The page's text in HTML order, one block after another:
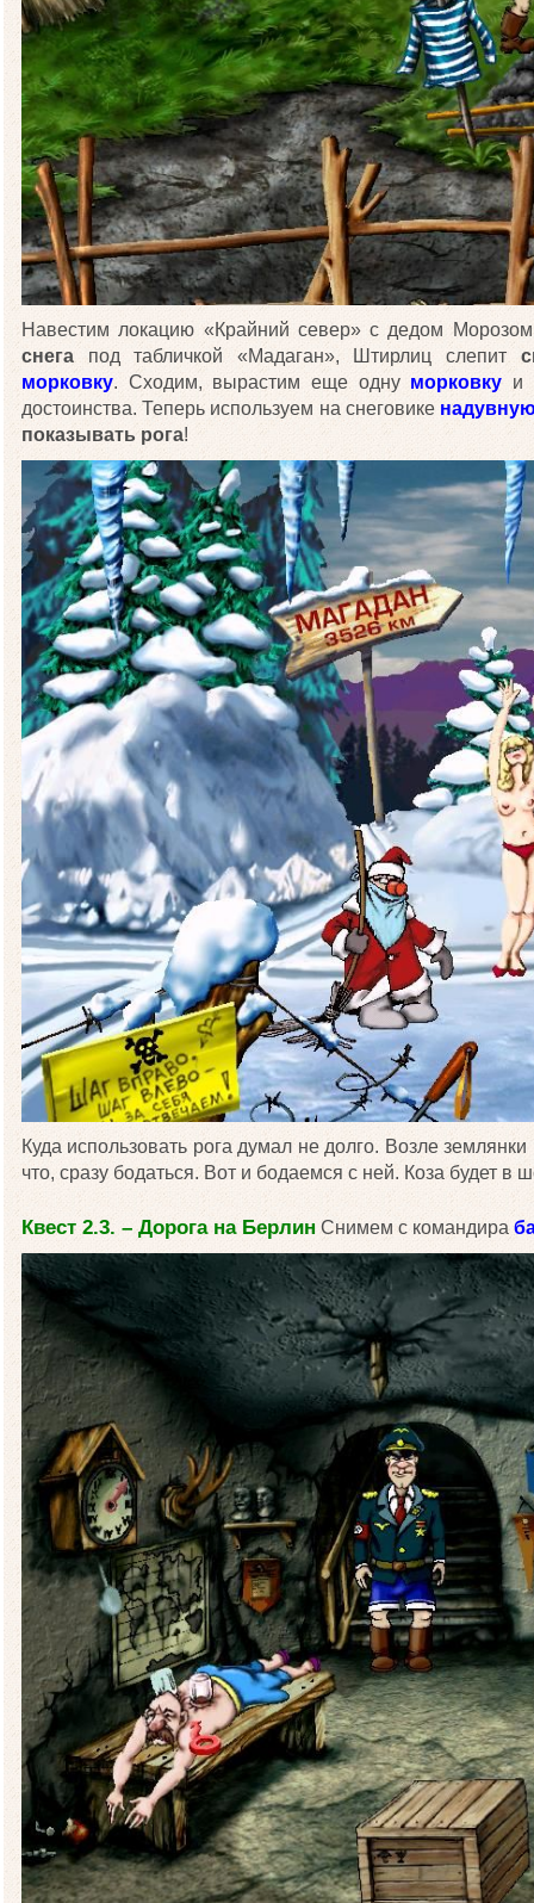
Навестим локацию «Крайний север» с дедом
снега под табличкой «Мадаган», Штирлиц слепит
морковку. Сходим, вырастим еще одну морковку и
достоинства. Теперь используем на снеговике
показывать рога!
Куда использовать рога думал не долго. Возле
что, сразу бодаться. Вот и бодаемся с ней. Коза будет в
Квест 2.3. – Дорога на Берлин Снимем с командира